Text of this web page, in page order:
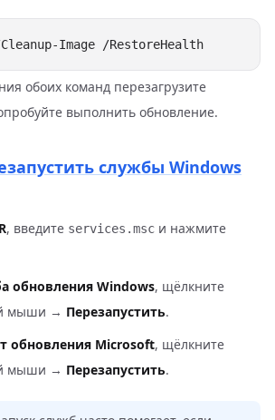
обоих команд перезагрузите
выполнить обновление.
службы Windows
, введите services.msc и нажмите
обновления Windows, щёлкните
мыши → Перезапустить.
обновления Microsoft, щёлкните
мыши → Перезапустить.